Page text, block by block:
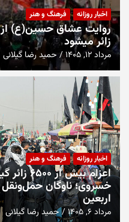
اخبار روزانه فرهنگ و هنر
روایت عشاق حسین(ع) از
زائر میشود
مرداد ۱۲, ۱۴۰۵ حمید رضا گیلانی
اخبار روزانه فرهنگ و هنر
اعزام بیش
خسروی؛ ناوگان
اربعین
مرداد ۶, ۱۴۰۵ حمید رضا گیلانی